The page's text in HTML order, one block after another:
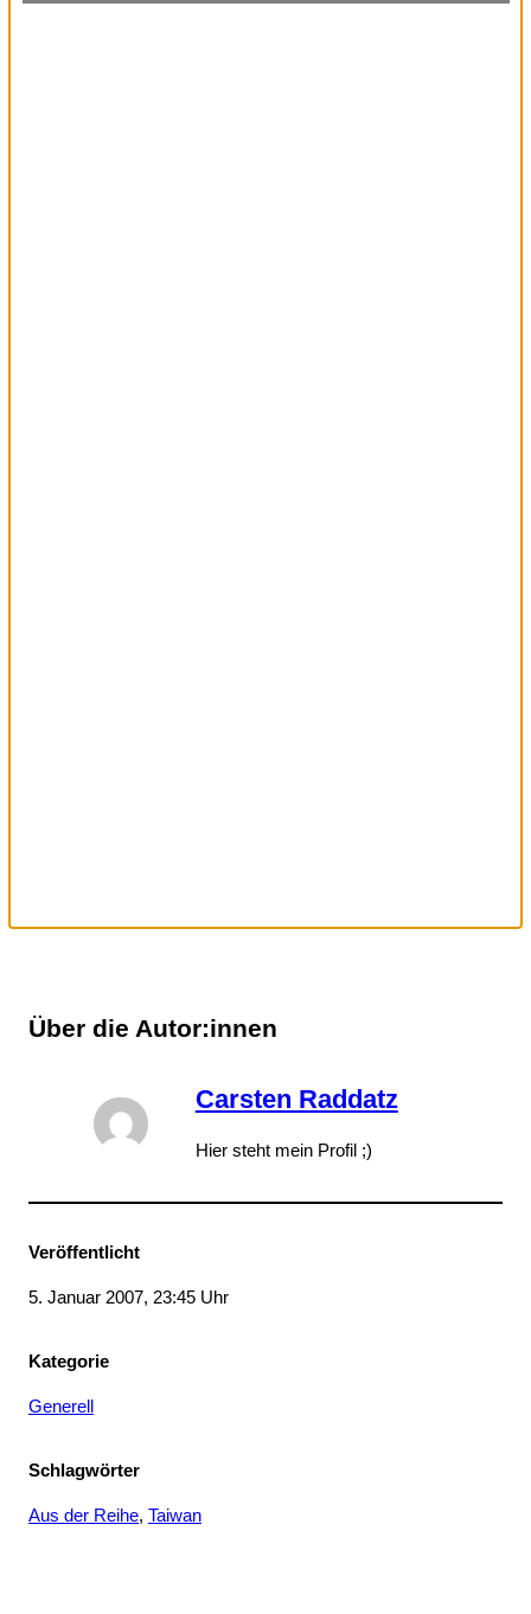
Über die Autor:innen
Carsten Raddatz
Hier steht mein Profil ;)
Veröffentlicht
5. Januar 2007, 23:45 Uhr
Kategorie
Generell
Schlagwörter
Aus der Reihe, Taiwan